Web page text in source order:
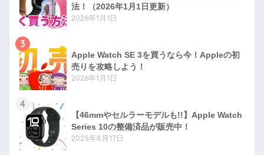
法！（2026年1月1日更新）
2026年1月1日
3
Apple Watch SE 3を買うなら今！Appleの初
売りを攻略しよう！
2026年1月1日
4
【46mmやセルラーモデルも!!】Apple Watch
Series 10の整備済品が販売中！
2025年8月17日